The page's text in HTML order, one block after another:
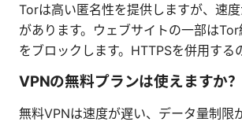
Torは高い匿名性を提供しますが、速
があります。ウェブサイトの一部は
をブロックします。HTTPSを併用する
VPNの無料プランは使えますか？
無料VPNは速度が遅い、データ量制限